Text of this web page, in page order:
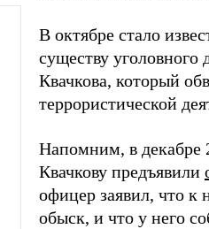
В октябре стало
существу
Квачкова, который
террористической
Напомним, в декабре
Квачкову предъявили
офицер заявил, что к
обыск, и что у него